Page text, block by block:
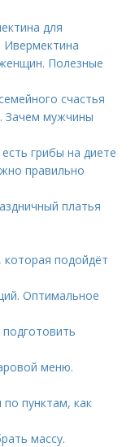
для
Ивермектина
Полезные
счастья
Зачем мужчины
грибы на диете
правильно
платья
которая подойдёт
Оптимальное
меню.
пунктам, как
массу.